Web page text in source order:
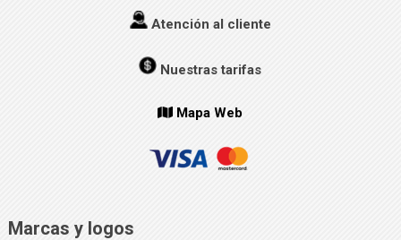
Atención al cliente
Nuestras tarifas
Mapa Web
Marcas y logos